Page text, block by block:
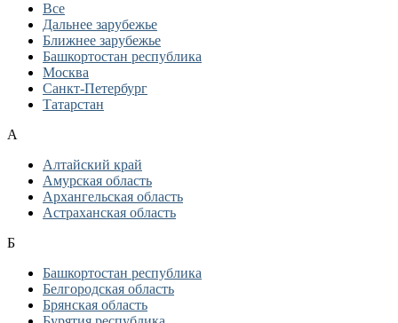
Все
Дальнее зарубежье
Ближнее зарубежье
Башкортостан республика
Москва
Санкт-Петербург
Татарстан
А
Алтайский край
Амурская область
Архангельская область
Астраханская область
Б
Башкортостан республика
Белгородская область
Брянская область